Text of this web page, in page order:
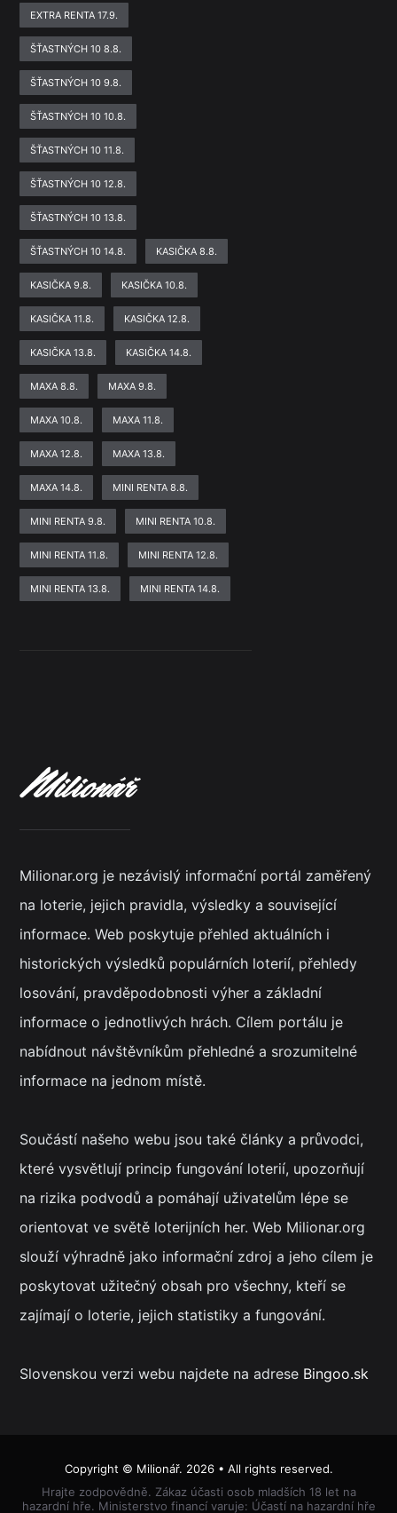
EXTRA RENTA 17.9.
ŠŤASTNÝCH 10 8.8.
ŠŤASTNÝCH 10 9.8.
ŠŤASTNÝCH 10 10.8.
ŠŤASTNÝCH 10 11.8.
ŠŤASTNÝCH 10 12.8.
ŠŤASTNÝCH 10 13.8.
ŠŤASTNÝCH 10 14.8. KASIČKA 8.8.
KASIČKA 9.8. KASIČKA 10.8.
KASIČKA 11.8. KASIČKA 12.8.
KASIČKA 13.8. KASIČKA 14.8.
MAXA 8.8. MAXA 9.8.
MAXA 10.8. MAXA 11.8.
MAXA 12.8. MAXA 13.8.
MAXA 14.8. MINI RENTA 8.8.
MINI RENTA 9.8. MINI RENTA 10.8.
MINI RENTA 11.8. MINI RENTA 12.8.
MINI RENTA 13.8. MINI RENTA 14.8.
Milionar.org je nezávislý informační portál zaměřený
na loterie, jejich pravidla, výsledky a související
informace. Web poskytuje přehled aktuálních i
historických výsledků populárních loterií, přehledy
losování, pravděpodobnosti výher a základní
informace o jednotlivých hrách. Cílem portálu je
nabídnout návštěvníkům přehledné a srozumitelné
informace na jednom místě.
Součástí našeho webu jsou také články a průvodci,
které vysvětlují princip fungování loterií, upozorňují
na rizika podvodů a pomáhají uživatelům lépe se
orientovat ve světě loterijních her. Web Milionar.org
slouží výhradně jako informační zdroj a jeho cílem je
poskytovat užitečný obsah pro všechny, kteří se
zajímají o loterie, jejich statistiky a fungování.
Slovenskou verzi webu najdete na adrese Bingoo.sk
Copyright © Milionář. 2026 • All rights reserved.
Hrajte zodpovědně. Zákaz účasti osob mladších 18 let na
hazardní hře. Ministerstvo financí varuje: Účastí na hazardní hře